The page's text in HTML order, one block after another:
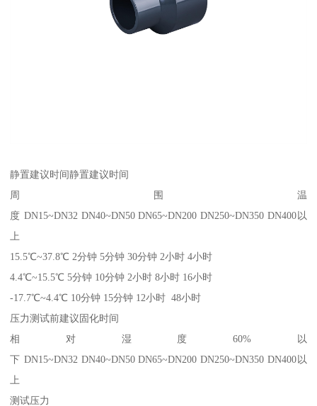
静置建议时间静置建议时间
周围温
度 DN15~DN32 DN40~DN50 DN65~DN200 DN250~DN350 DN400以
上
15.5℃~37.8℃ 2分钟 5分钟 30分钟 2小时 4小时
4.4℃~15.5℃ 5分钟 10分钟 2小时 8小时 16小时
-17.7℃~4.4℃ 10分钟 15分钟 12小时 48小时
压力测试前建议固化时间
相对湿度60%以
下 DN15~DN32 DN40~DN50 DN65~DN200 DN250~DN350 DN400以
上
测试压力